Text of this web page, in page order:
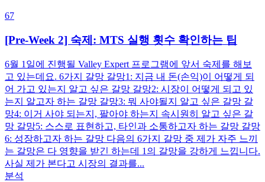
67
[Pre-Week 2] 숙제: MTS 실행 횟수 확인하는 팁
6월 1일에 진행될 Valley Expert 프로그램에 앞서 숙제를 해보
고 있는데요. 6가지 갈망 갈망1: 지금 내 돈(손익)이 어떻게 되
어 가고 있는지 알고 싶은 갈망 갈망2: 시장이 어떻게 되고 있
는지 알고자 하는 갈망 갈망3: 뭐 사야될지 알고 싶은 갈망 갈
망4: 이거 사야 되는지, 팔아야 하는지 속시원히 알고 싶은 갈
망 갈망5: 스스로 표현하고, 타인과 소통하고자 하는 갈망 갈망
6: 성장하고자 하는 갈망 다음의 6가지 갈망 중 제가 자주 느끼
는 갈망은 다 영향을 받긴 하는데 1의 갈망을 강하게 느낍니다.
사실 제가 본다고 시장의 결과를...
분석